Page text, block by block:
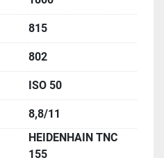
815
802
ISO 50
8,8/11
HEIDENHAIN TNC
155